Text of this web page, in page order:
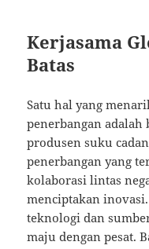
Kerjasama
Batas
Satu hal yang
penerbangan adalah
produsen suku
penerbangan yang
kolaborasi lintas
menciptakan
teknologi dan
maju dengan pesat.